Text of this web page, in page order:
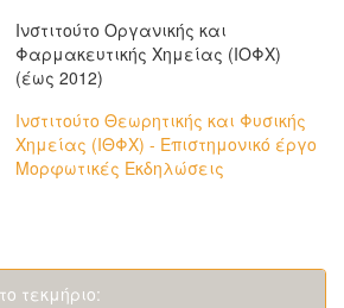
Ινστιτούτο Οργανικής και
Φαρμακευτικής Χημείας (ΙΟΦΧ)
(έως 2012)
Ινστιτούτο Θεωρητικής και Φυσικής
Χημείας (ΙΘΦΧ) - Επιστημονικό έργο
Μορφωτικές Εκδηλώσεις
τεκμήριο: